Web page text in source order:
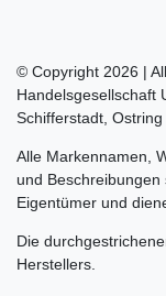
© Copyright 2026 |
Handelsgesellschaft
Schifferstadt, Ostring
Alle Markennamen,
und
Eigentümer und
Die
Herstellers.